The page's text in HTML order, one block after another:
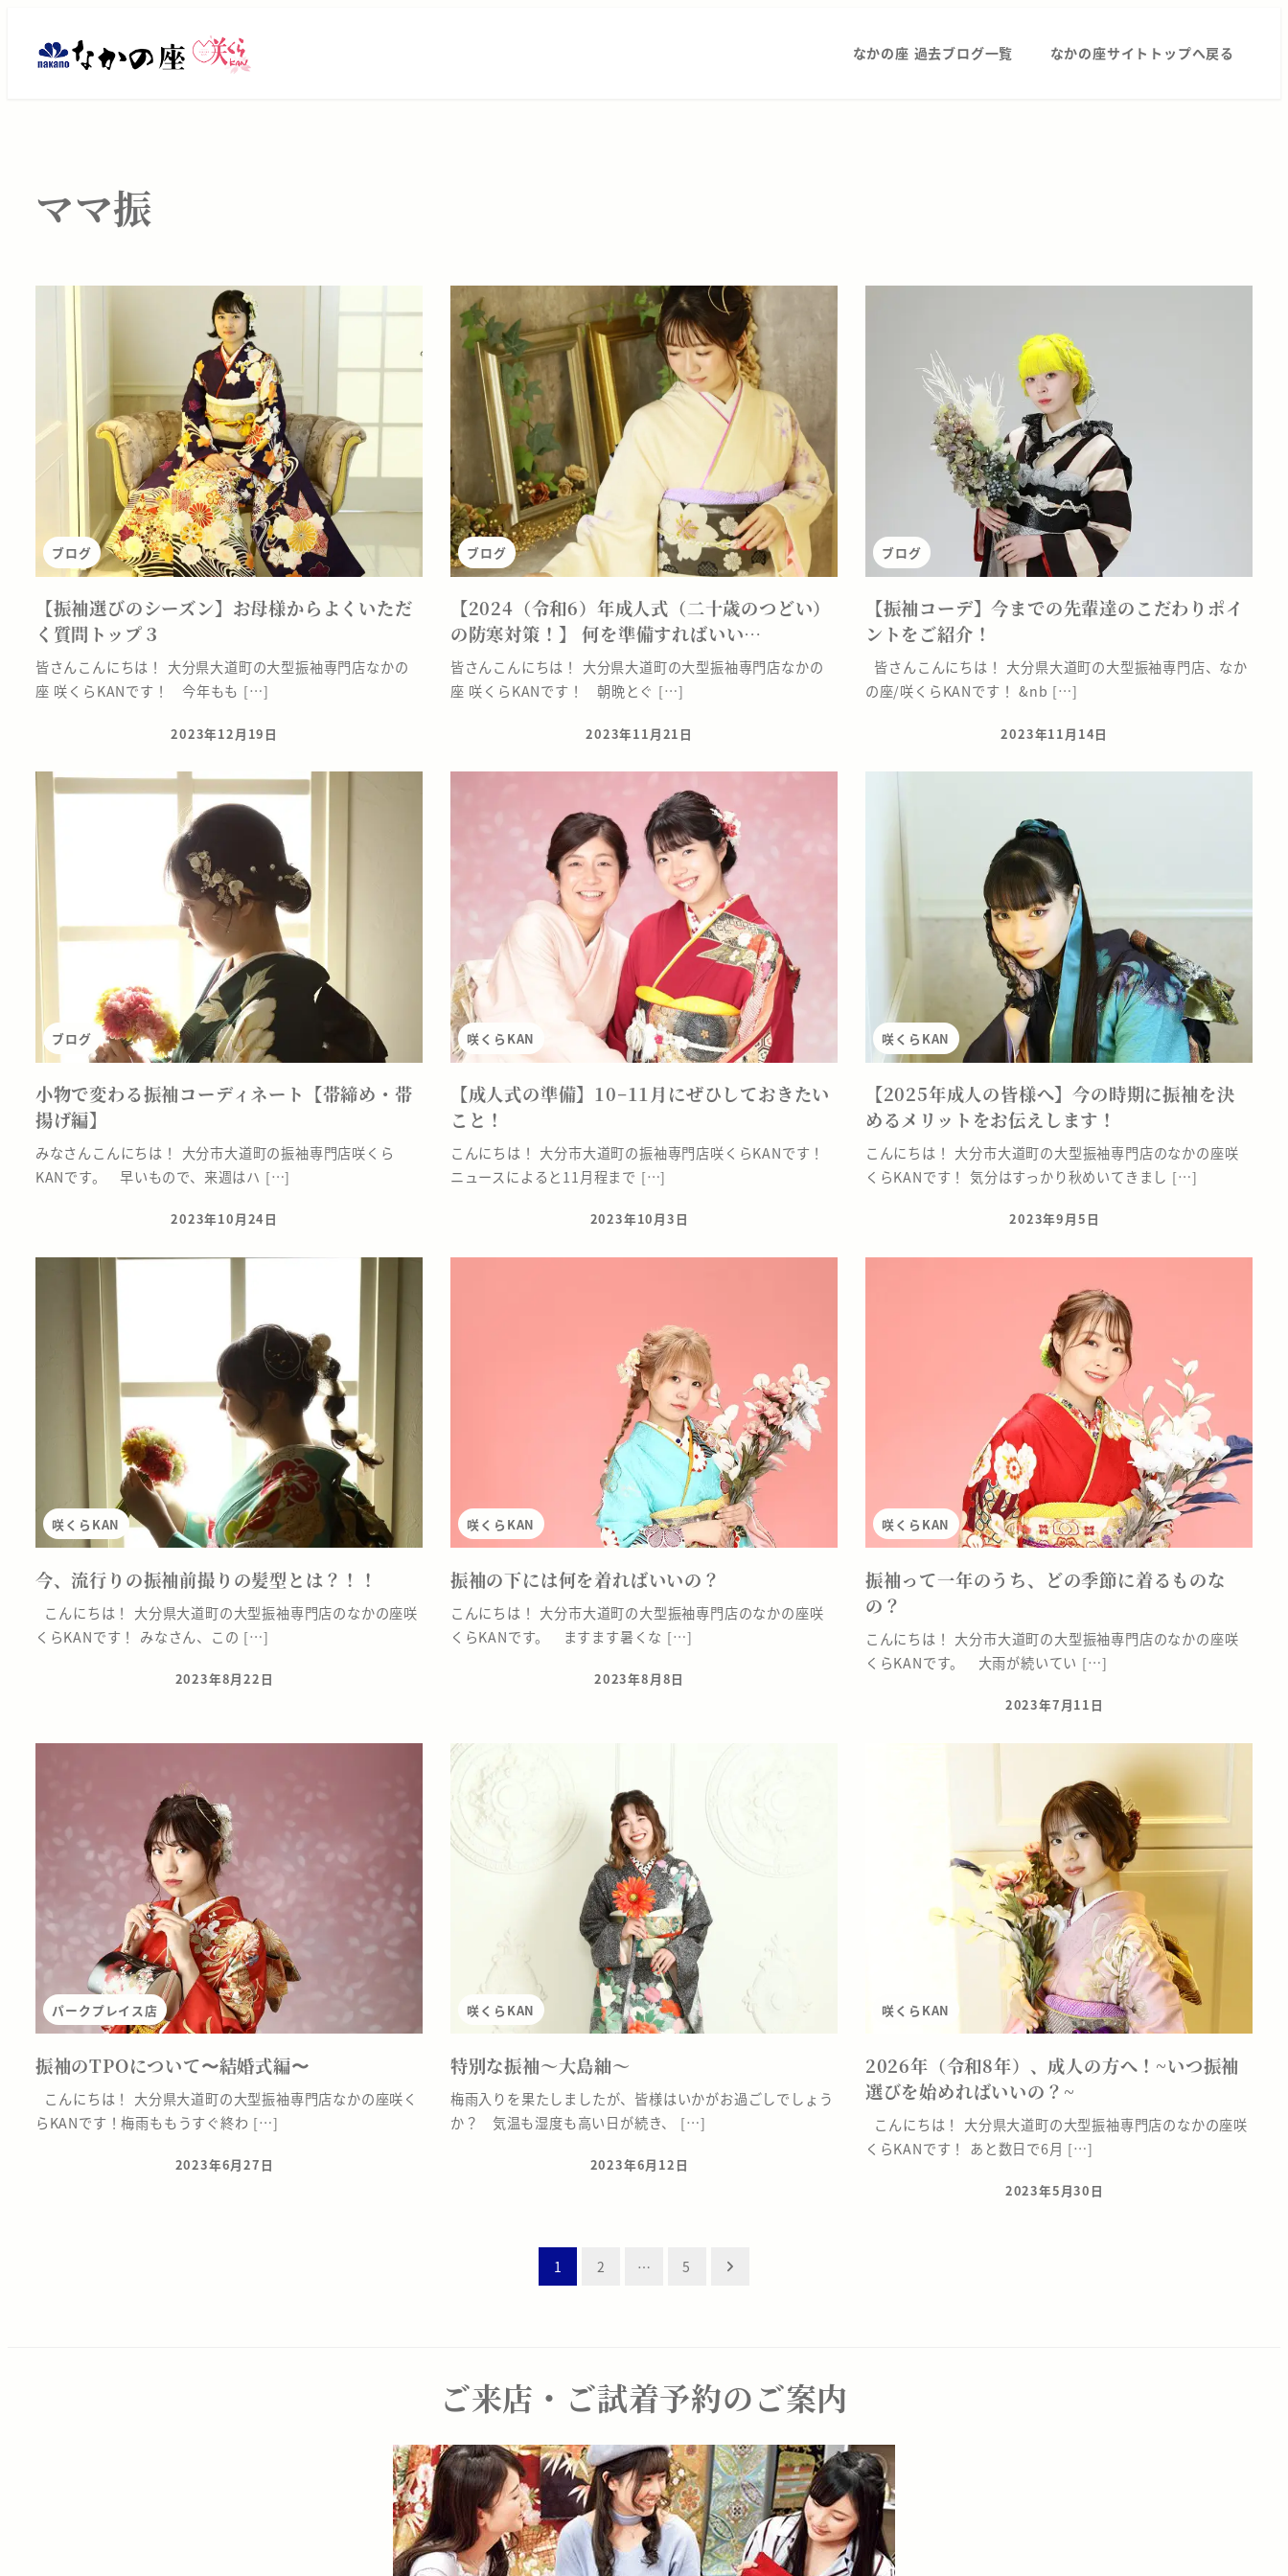
なかの座 過去ブログ一覧 なかの座サイトトップへ戻る
ママ振
ブログ
【振袖選びのシーズン】お母様からよくいただ
く質問トップ３
皆さんこんにちは！ 大分県大道町の大型振袖専門店なかの
座 咲くらKANです！ 今年もも […]
投稿日
2023年12月19日
ブログ
【2024（令和6）年成人式（二十歳のつどい）
の防寒対策！】 何を準備すればいい…
皆さんこんにちは！ 大分県大道町の大型振袖専門店なかの
座 咲くらKANです！ 朝晩とぐ […]
投稿日
2023年11月21日
ブログ
【振袖コーデ】今までの先輩達のこだわりポイ
ントをご紹介！
皆さんこんにちは！ 大分県大道町の大型振袖専門店、なか
の座/咲くらKANです！ &nb […]
投稿日
2023年11月14日
ブログ
小物で変わる振袖コーディネート【帯締め・帯
揚げ編】
みなさんこんにちは！ 大分市大道町の振袖専門店咲くら
KANです。 早いもので、来週はハ […]
投稿日
2023年10月24日
咲くらKAN
【成人式の準備】10−11月にぜひしておきたい
こと！
こんにちは！ 大分市大道町の振袖専門店咲くらKANです！
ニュースによると11月程まで […]
投稿日
2023年10月3日
咲くらKAN
【2025年成人の皆様へ】今の時期に振袖を決
めるメリットをお伝えします！
こんにちは！ 大分市大道町の大型振袖専門店のなかの座咲
くらKANです！ 気分はすっかり秋めいてきまし […]
投稿日
2023年9月5日
咲くらKAN
今、流行りの振袖前撮りの髪型とは？！！
こんにちは！ 大分県大道町の大型振袖専門店のなかの座咲
くらKANです！ みなさん、この […]
投稿日
2023年8月22日
咲くらKAN
振袖の下には何を着ればいいの？
こんにちは！ 大分市大道町の大型振袖専門店のなかの座咲
くらKANです。 ますます暑くな […]
投稿日
2023年8月8日
咲くらKAN
振袖って一年のうち、どの季節に着るものな
の？
こんにちは！ 大分市大道町の大型振袖専門店のなかの座咲
くらKANです。 大雨が続いてい […]
投稿日
2023年7月11日
パークプレイス店
振袖のTPOについて〜結婚式編〜
こんにちは！ 大分県大道町の大型振袖専門店なかの座咲く
らKANです！梅雨ももうすぐ終わ […]
投稿日
2023年6月27日
咲くらKAN
特別な振袖～大島紬～
梅雨入りを果たしましたが、皆様はいかがお過ごしでしょう
か？ 気温も湿度も高い日が続き、 […]
投稿日
2023年6月12日
咲くらKAN
2026年（令和8年）、成人の方へ！~いつ振袖
選びを始めればいいの？~
こんにちは！ 大分県大道町の大型振袖専門店のなかの座咲
くらKANです！ あと数日で6月 […]
投稿日
2023年5月30日
1 2 … 5
ご来店・ご試着予約のご案内